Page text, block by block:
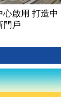
心啟用 打造中
門戶